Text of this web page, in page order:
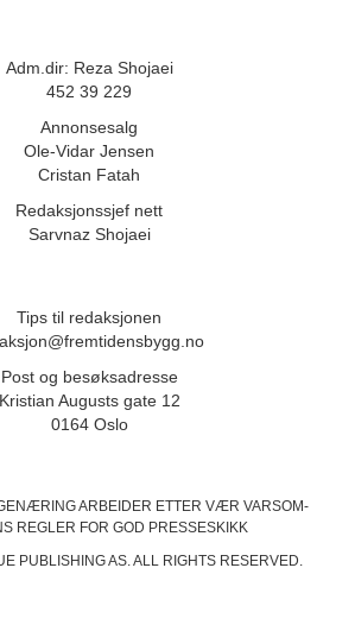
Adm.dir: Reza Shojaei
452 39 229
Annonsesalg
Ole-Vidar Jensen
Cristan Fatah
Redaksjonssjef nett
Sarvnaz Shojaei
Tips til redaksjonen
Post og besøksadresse
Kristian Augusts gate 12
0164 Oslo
ARBEIDER ETTER VÆR VARSOM-
REGLER FOR GOD PRESSESKIKK
PUBLISHING AS. ALL RIGHTS RESERVED.